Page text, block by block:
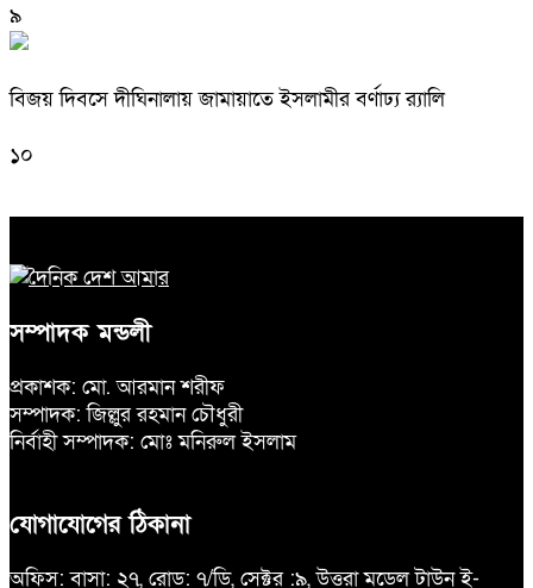
৯
বিজয় দিবসে দীঘিনালায় জামায়াতে ইসলামীর বর্ণাঢ্য র‍্যালি
১০
সম্পাদক মন্ডলী
প্রকাশক: মো. আরমান শরীফ
সম্পাদক: জিল্লুর রহমান চৌধুরী
নির্বাহী সম্পাদক: মোঃ মনিরুল ইসলাম
যোগাযোগের ঠিকানা
অফিস: বাসা: ২৭, রোড: ৭/ডি, সেক্টর :৯, উত্তরা মডেল টাউন ই-